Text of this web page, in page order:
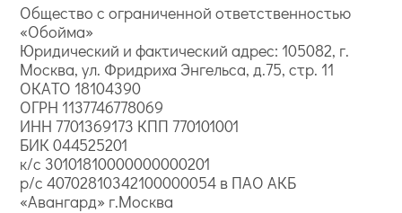
Общество с ограниченной ответственностью
«Обойма»
Юридический и фактический адрес: 105082, г.
Москва, ул. Фридриха Энгельса, д.75, стр. 11
ОКАТО 18104390
ОГРН 1137746778069
ИНН 7701369173 КПП 770101001
БИК 044525201
к/с 30101810000000000201
р/с 40702810342100000054 в ПАО АКБ
«Авангард» г.Москва